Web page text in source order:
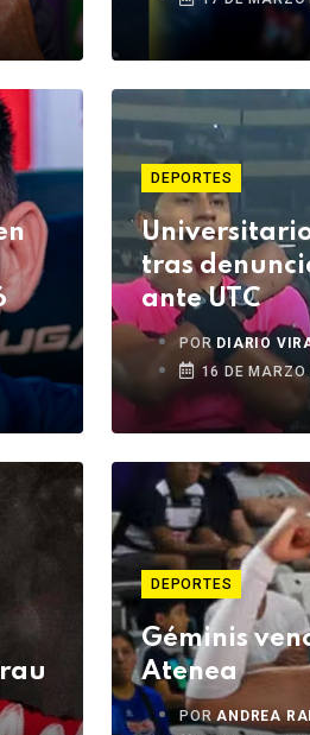
DEPORTES
tras
ante UTC
POR DIARIO
16 DE MARZO
DEPORTES
Géminis
Atenea
PORANDREA